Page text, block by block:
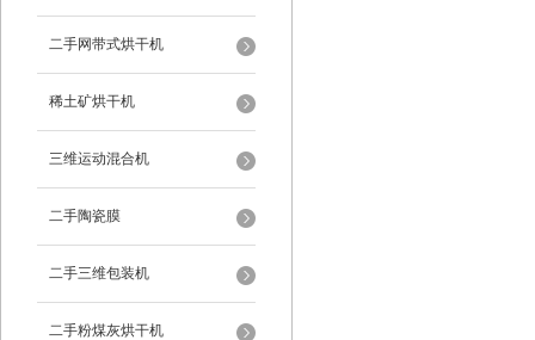
二手网带式烘干机
稀土矿烘干机
三维运动混合机
二手陶瓷膜
二手三维包装机
二手粉煤灰烘干机